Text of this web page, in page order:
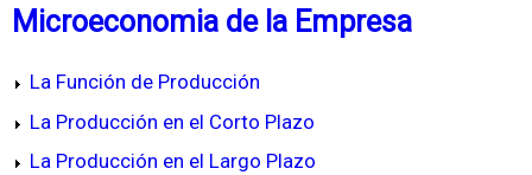
Microeconomia de la Empresa
La Función de Producción
La Producción en el Corto Plazo
La Producción en el Largo Plazo